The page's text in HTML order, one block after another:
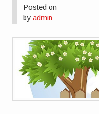
Posted on
byadmin